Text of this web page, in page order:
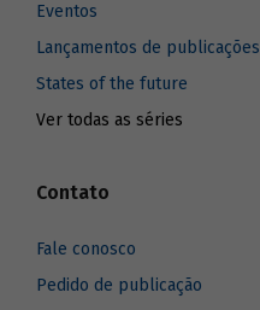
Eventos
Lançamentos de publicações
States of the future
Ver todas as séries
Contato
Fale conosco
Pedido de publicação